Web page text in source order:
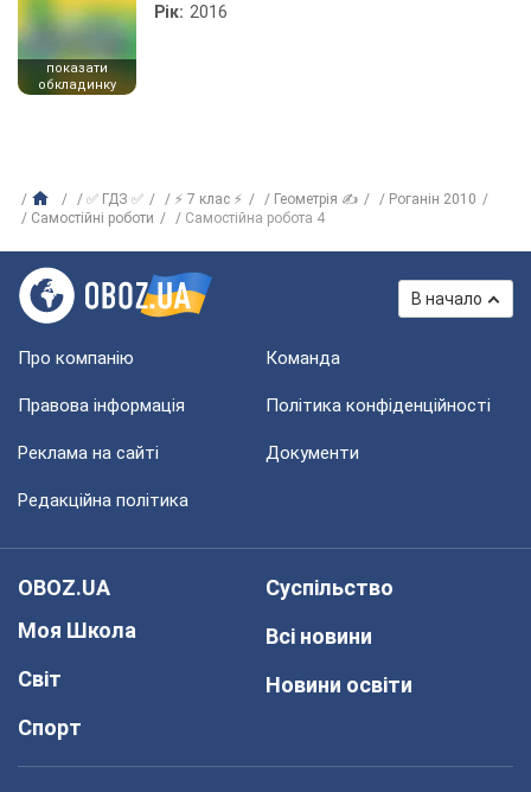
показати
обкладинку
Рік: 2016
✅ ГДЗ ✅ ⚡ 7 клас ⚡ Геометрія ✍
Роганін 2010
Самостійні роботи
Самостійна робота 4
В начало
Про компанію Команда
Правова інформація Політика конфіденційності
Реклама на сайті Документи
Редакційна політика
OBOZ.UA
Моя Школа
Світ
Спорт
Суспільство
Всі новини
Новини освіти